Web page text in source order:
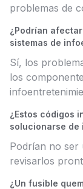
problemas de
¿Podrían
sistemas de
Sí, los
los
¿Estos códigos
solucionarse de
Podrían no ser
revisarlos
¿Un fusible